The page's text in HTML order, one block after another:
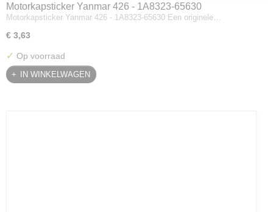
Motorkapsticker Yanmar 426 - 1A8323-65630
Motorkapsticker Yanmar 426 - 1A8323-65630 Een originele…
€ 3,63
✓ Op voorraad
IN WINKELWAGEN